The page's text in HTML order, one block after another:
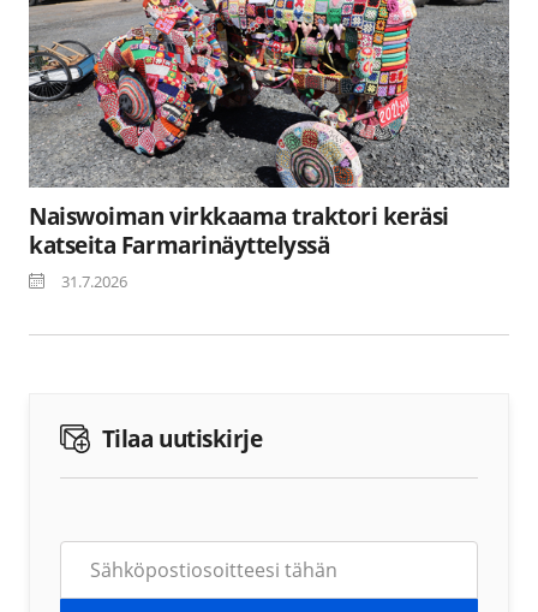
Naiswoiman virkkaama traktori keräsi
katseita Farmarinäyttelyssä
31.7.2026
Tilaa uutiskirje